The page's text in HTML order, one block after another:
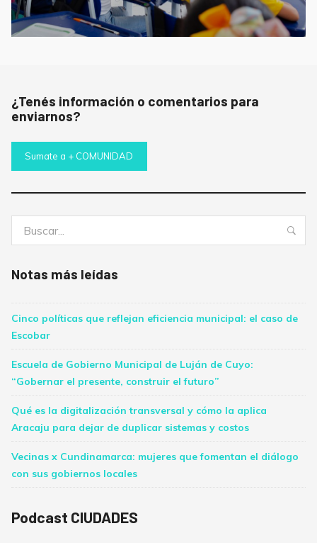
¿Tenés información o comentarios para
enviarnos?
Sumate a + COMUNIDAD
Notas más leídas
Cinco políticas que reflejan eficiencia municipal: el caso de
Escobar
Escuela de Gobierno Municipal de Luján de Cuyo:
“Gobernar el presente, construir el futuro”
Qué es la digitalización transversal y cómo la aplica
Aracaju para dejar de duplicar sistemas y costos
Vecinas x Cundinamarca: mujeres que fomentan el diálogo
con sus gobiernos locales
Podcast CIUDADES